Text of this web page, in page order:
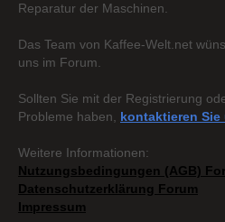
Reparatur der Maschinen.
Das Team von Kaffee-Welt.net
uns im Forum.
Sollten Sie mit der Registrierung
Probleme haben, kontaktieren Sie
Weitere Informationen:
Nutzungsbedingungen (AGB)
Datenschutzerklärung Forum
Impressum